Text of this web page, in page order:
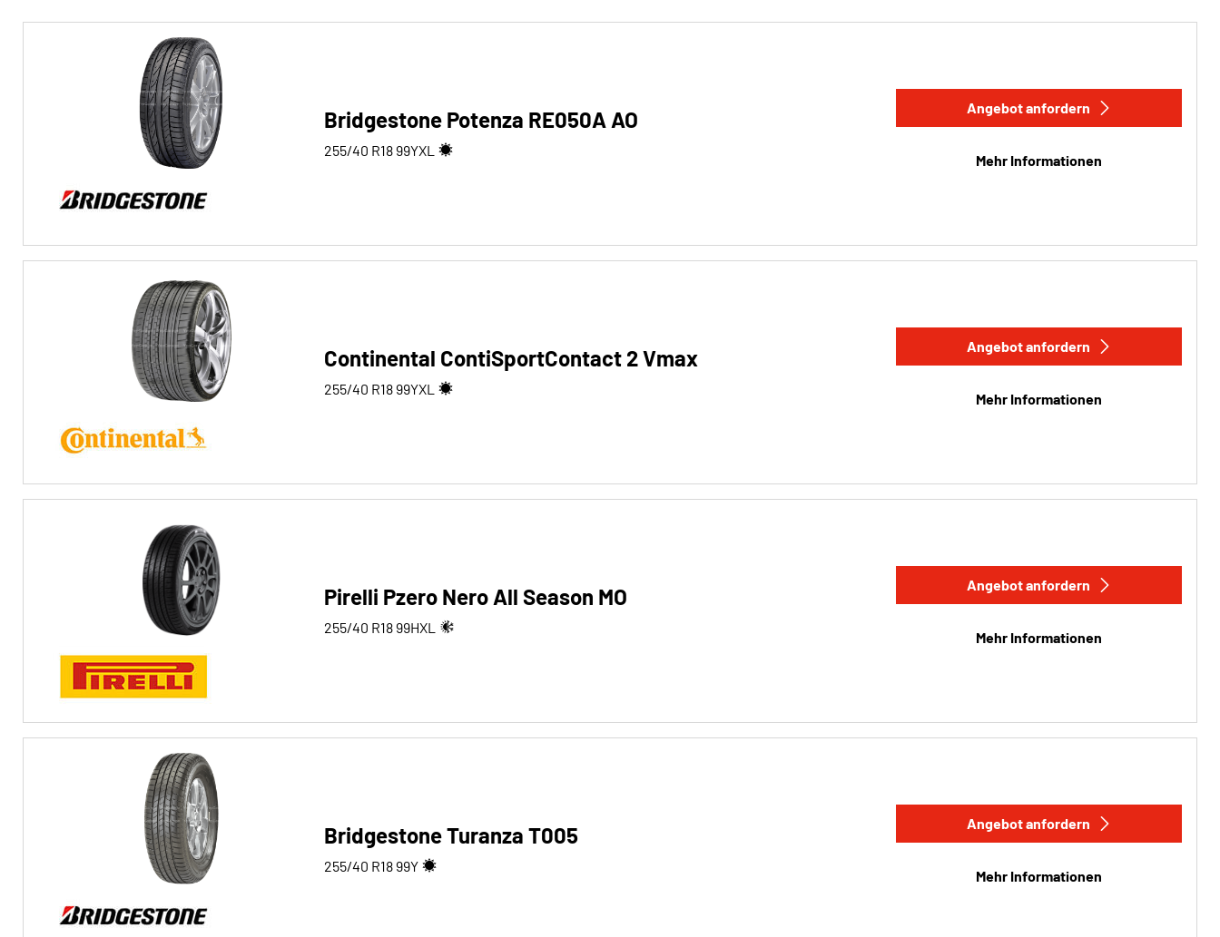
Alle Arten (201)
Winter (48)
Sommer (126)
Ganzjahres (28)
Alle Arten (201)
4x4/Offroad (1)
Transporter (0)
Wohnmobil (0)
Run-flat
Run-flat (51)
Bridgestone Potenza RE050A AO
255/40 R18 99YXL
Angebot anfordern
Mehr Informationen
Continental ContiSportContact 2 Vmax
255/40 R18 99YXL
Angebot anfordern
Mehr Informationen
Pirelli Pzero Nero All Season MO
255/40 R18 99HXL
Angebot anfordern
Mehr Informationen
Bridgestone Turanza T005
255/40 R18 99Y
Angebot anfordern
Mehr Informationen